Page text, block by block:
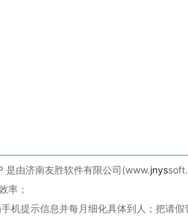
由济南友胜软件有限公司(www.jnys
率；
提示信息并每月细化具体到人；把请假